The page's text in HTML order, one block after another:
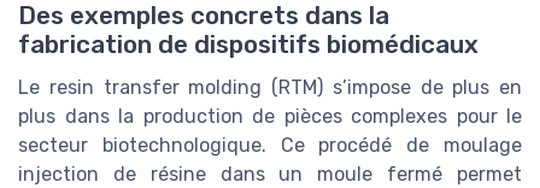
Des exemples concrets dans la
fabrication de dispositifs biomédicaux
Le resin transfer molding (RTM) s’impose de plus en
plus dans la production de pièces complexes pour le
secteur biotechnologique. Ce procédé de moulage
injection de résine dans un moule fermé permet